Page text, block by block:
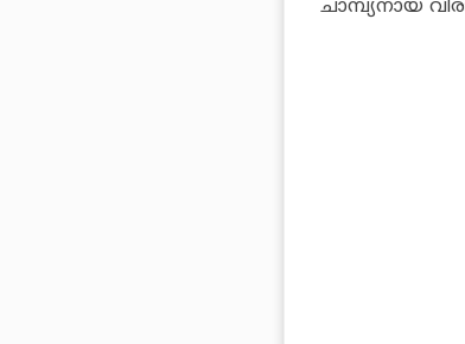
ചാമ്പ്യനായ